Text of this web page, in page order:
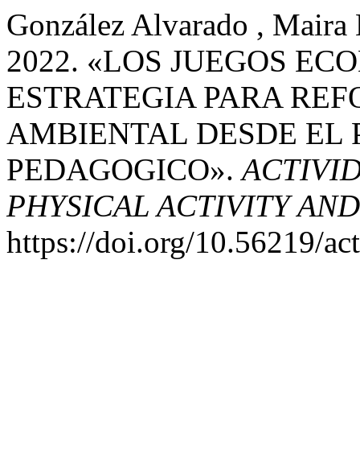
González Alvarado , Maira
2022. «LOS JUEGOS
ESTRATEGIA PARA
AMBIENTAL DESDE EL
PEDAGOGICO».
PHYSICAL ACTIVITY
https://doi.org/10.56219/